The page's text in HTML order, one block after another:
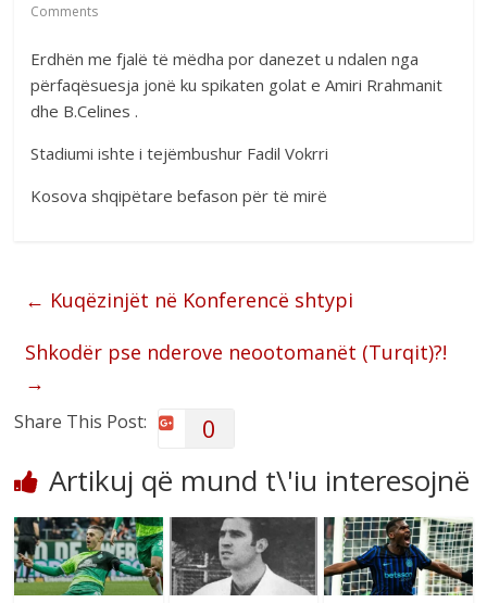
Comments
Erdhën me fjalë të mëdha por danezet u ndalen nga
përfaqësuesja jonë ku spikaten golat e Amiri Rrahmanit
dhe B.Celines .
Stadiumi ishte i tejëmbushur Fadil Vokrri
Kosova shqipëtare befason për të mirë
← Kuqëzinjët në Konferencë shtypi
Shkodër pse nderove neootomanët (Turqit)?!
→
Share This Post: 0
Artikuj që mund t\'iu interesojnë